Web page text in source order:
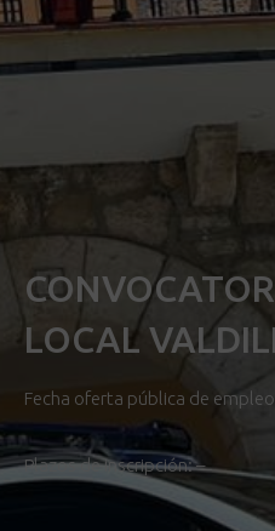
LOCAL
Fecha oferta pública de
Plazos de inscripción: –